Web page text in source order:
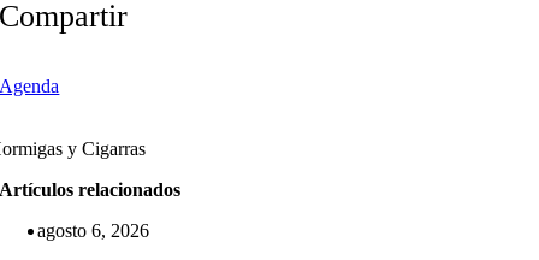
Compartir
Agenda
y Cigarras
Artículos relacionados
agosto 6, 2026